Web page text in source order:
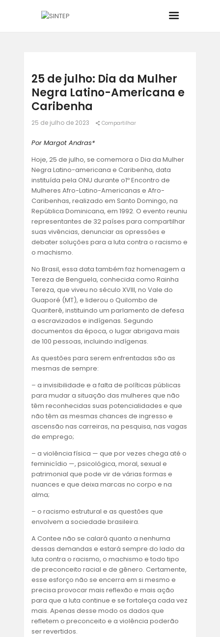
O SINDICATO
JURÍDICO
BOLETINS
NOTÍCIAS
CONVÊNIOS
ACORDOS E CONVENÇÕES
FALE CONOSCO
25 de julho: Dia da Mulher
Negra Latino-Americana e
Caribenha
25 de julho de 2023 Compartilhar
Por Margot Andras*
Hoje, 25 de julho, se comemora o Dia da Mulher
Negra Latino-americana e Caribenha, data
instituída pela ONU durante o1º Encontro de
Mulheres Afro-Latino-Americanas e Afro-
Caribenhas, realizado em Santo Domingo, na
República Dominicana, em 1992. O evento reuniu
representantes de 32 países para compartilhar
suas vivências, denunciar as opressões e
debater soluções para a luta contra o racismo e
o machismo.
No Brasil, essa data também faz homenagem a
Tereza de Benguela, conhecida como Rainha
Tereza, que viveu no século XVIII, no Vale do
Guaporé (MT), e liderou o Quilombo de
Quariterê, instituindo um parlamento de defesa
a escravizados e indígenas. Segundo
documentos da época, o lugar abrigava mais
de 100 pessoas, incluindo indígenas.
As questões para serem enfrentadas são as
mesmas de sempre:
– a invisibilidade e a falta de políticas públicas
para mudar a situação das mulheres que não
têm reconhecidas suas potencialidades e que
não têm as mesmas chances de ingresso e
ascensão nas carreiras, na pesquisa, nas vagas
de emprego;
– a violência física — que por vezes chega até o
feminicídio —, psicológica, moral, sexual e
patrimonial que pode vir de várias formas e
nuances e que deixa marcas no corpo e na
alma;
– o racismo estrutural e as questões que
envolvem a sociedade brasileira.
A Contee não se calará quanto a nenhuma
dessas demandas e estará sempre do lado da
luta contra o racismo, o machismo e todo tipo
de preconceito racial e de gênero. Certamente,
esse esforço não se encerra em si mesmo e
precisa provocar mais reflexão e mais ação
para que a luta continue e se fortaleça cada vez
mais. Apenas desse modo os dados que
refletem o preconceito e a violência poderão
ser revertidos.